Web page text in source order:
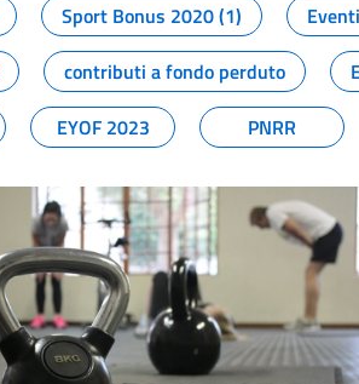
Sport Bonus 2020 (1)
contributi a fondo perduto
EYOF 2023 PNRR